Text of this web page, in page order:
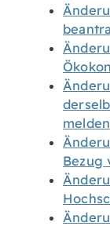
melden
Bezug